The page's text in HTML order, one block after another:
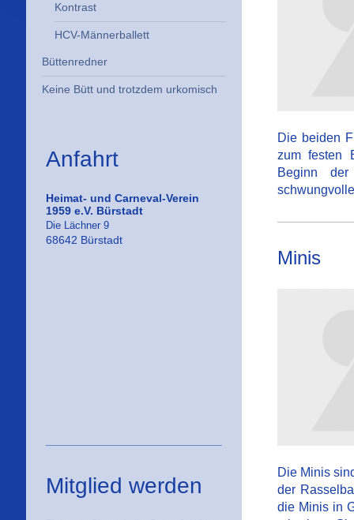
Die beiden
zum festen
Beginn
Minis
Die Minis
der
die Minis in
Kontrast
HCV-Männerballett
Büttenredner
Keine Bütt und trotzdem urkomisch
Anfahrt
Heimat- und Carneval-Verein
1959 e.V. Bürstadt
Die Lächner 9
68642 Bürstadt
Mitglied werden